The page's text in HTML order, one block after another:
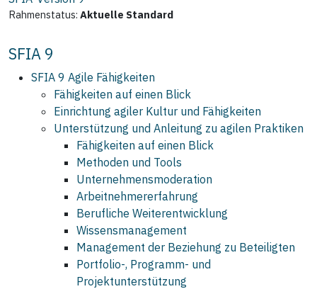
Rahmenstatus: Aktuelle Standard
SFIA 9
SFIA 9 Agile Fähigkeiten
Fähigkeiten auf einen Blick
Einrichtung agiler Kultur und Fähigkeiten
Unterstützung und Anleitung zu agilen Praktiken
Fähigkeiten auf einen Blick
Methoden und Tools
Unternehmensmoderation
Arbeitnehmererfahrung
Berufliche Weiterentwicklung
Wissensmanagement
Management der Beziehung zu Beteiligten
Portfolio-, Programm- und
Projektunterstützung